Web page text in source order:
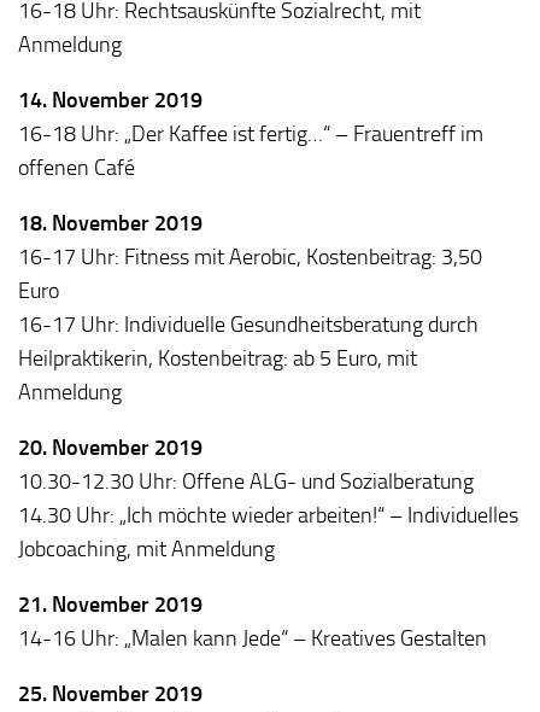
16-18 Uhr: Rechtsauskünfte Sozialrecht, mit
Anmeldung
14. November 2019
16-18 Uhr: „Der Kaffee ist fertig…“ – Frauentreff im
offenen Café
18. November 2019
16-17 Uhr: Fitness mit Aerobic, Kostenbeitrag: 3,50
Euro
16-17 Uhr: Individuelle Gesundheitsberatung durch
Heilpraktikerin, Kostenbeitrag: ab 5 Euro, mit
Anmeldung
20. November 2019
10.30-12.30 Uhr: Offene ALG- und Sozialberatung
14.30 Uhr: „Ich möchte wieder arbeiten!“ – Individuelles
Jobcoaching, mit Anmeldung
21. November 2019
14-16 Uhr: „Malen kann Jede“ – Kreatives Gestalten
25. November 2019